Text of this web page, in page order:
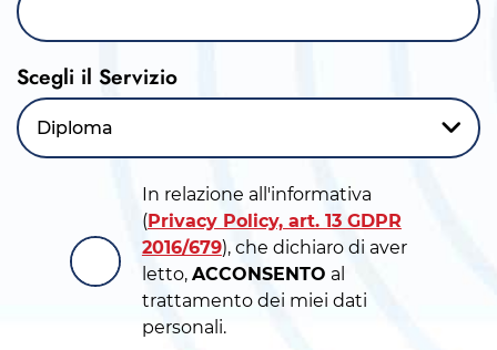
Scegli il Servizio
Diploma
In relazione all'informativa
(Privacy Policy, art. 13 GDPR
2016/679), che dichiaro di aver
letto, ACCONSENTO al
trattamento dei miei dati
personali.